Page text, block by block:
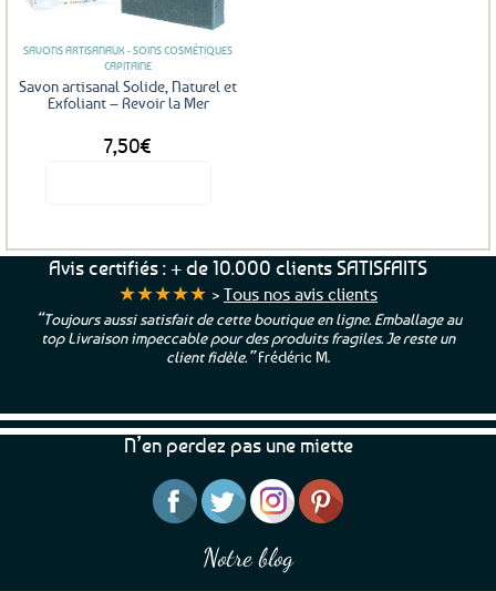
SAVONS ARTISANAUX - SOINS COSMÉTIQUES
CAPITAINE
Savon artisanal Solide, Naturel et
Exfoliant – Revoir la Mer
7,50€
Avis certifiés : + de 10.000 clients SATISFAITS
★★★★★ > Tous nos avis clients
“Toujours aussi satisfait de cette boutique en ligne. Emballage au
top Livraison impeccable pour des produits fragiles. Je reste un
client fidèle.”Frédéric M.
N’en perdez pas une miette
Notre blog